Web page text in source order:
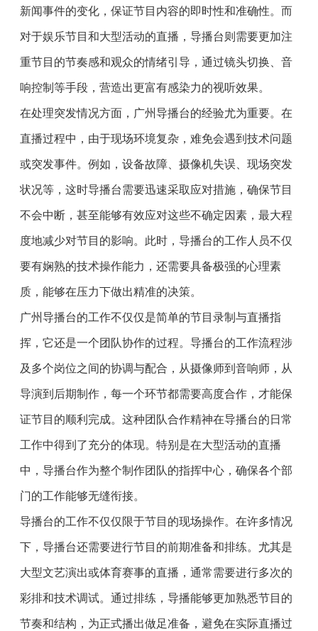
新闻事件的变化，保证节目内容的即时性和准确性。而
对于娱乐节目和大型活动的直播，导播台则需要更加注
重节目的节奏感和观众的情绪引导，通过镜头切换、音
响控制等手段，营造出更富有感染力的视听效果。
在处理突发情况方面，广州导播台的经验尤为重要。在
直播过程中，由于现场环境复杂，难免会遇到技术问题
或突发事件。例如，设备故障、摄像机失误、现场突发
状况等，这时导播台需要迅速采取应对措施，确保节目
不会中断，甚至能够有效应对这些不确定因素，最大程
度地减少对节目的影响。此时，导播台的工作人员不仅
要有娴熟的技术操作能力，还需要具备极强的心理素
质，能够在压力下做出精准的决策。
广州导播台的工作不仅仅是简单的节目录制与直播指
挥，它还是一个团队协作的过程。导播台的工作流程涉
及多个岗位之间的协调与配合，从摄像师到音响师，从
导演到后期制作，每一个环节都需要高度合作，才能保
证节目的顺利完成。这种团队合作精神在导播台的日常
工作中得到了充分的体现。特别是在大型活动的直播
中，导播台作为整个制作团队的指挥中心，确保各个部
门的工作能够无缝衔接。
导播台的工作不仅仅限于节目的现场操作。在许多情况
下，导播台还需要进行节目的前期准备和排练。尤其是
大型文艺演出或体育赛事的直播，通常需要进行多次的
彩排和技术调试。通过排练，导播能够更加熟悉节目的
节奏和结构，为正式播出做足准备，避免在实际直播过